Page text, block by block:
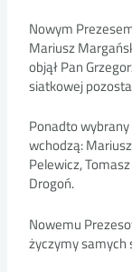
Nowym
Mariusz
objął Pan
siatkowej
Ponadto
wchodzą:
Pelewicz,
Drogoń.
Nowemu
życzymy samych